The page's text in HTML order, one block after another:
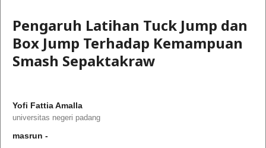
Pengaruh Latihan Tuck Jump dan
Box Jump Terhadap Kemampuan
Smash Sepaktakraw
Yofi Fattia Amalla
universitas negeri padang
masrun -